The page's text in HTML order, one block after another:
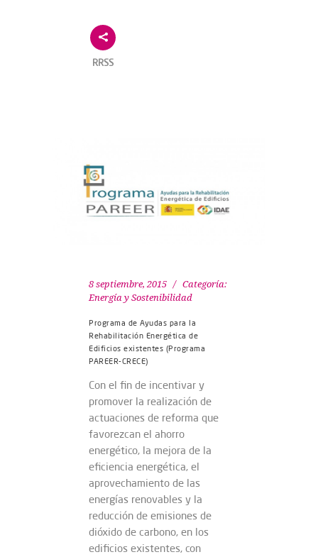
RRSS
8 septiembre, 2015
Categoría:
Energía y Sostenibilidad
Programa de Ayudas para la
Rehabilitación Energética de
Edificios existentes (Programa
PAREER-CRECE)
Con el fin de incentivar y
promover la realización de
actuaciones de reforma que
favorezcan el ahorro
energético, la mejora de la
eficiencia energética, el
aprovechamiento de las
energías renovables y la
reducción de emisiones de
dióxido de carbono, en los
edificios existentes, con